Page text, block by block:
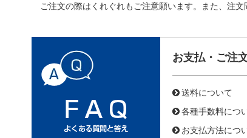
ご注文の際はくれぐれもご注意願います。また、注
お支払・ご注
送料について
各種手数料につ
お支払方法につ